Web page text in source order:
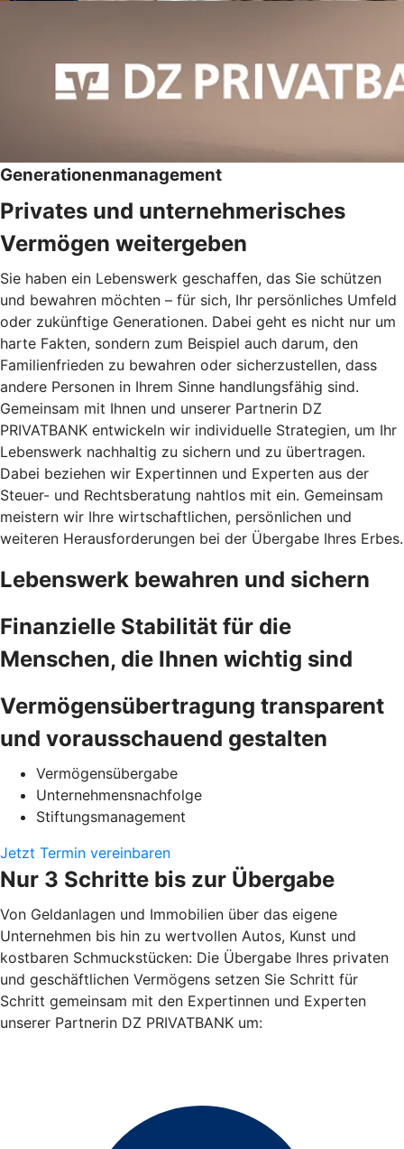
Generationenmanagement
Privates und unternehmerisches
Vermögen weitergeben
Sie haben ein Lebenswerk geschaffen, das Sie schützen
und bewahren möchten – für sich, Ihr persönliches Umfeld
oder zukünftige Generationen. Dabei geht es nicht nur um
harte Fakten, sondern zum Beispiel auch darum, den
Familienfrieden zu bewahren oder sicherzustellen, dass
andere Personen in Ihrem Sinne handlungsfähig sind.
Gemeinsam mit Ihnen und unserer Partnerin DZ
PRIVATBANK entwickeln wir individuelle Strategien, um Ihr
Lebenswerk nachhaltig zu sichern und zu übertragen.
Dabei beziehen wir Expertinnen und Experten aus der
Steuer- und Rechtsberatung nahtlos mit ein. Gemeinsam
meistern wir Ihre wirtschaftlichen, persönlichen und
weiteren Herausforderungen bei der Übergabe Ihres Erbes.
Lebenswerk bewahren und sichern
Finanzielle Stabilität für die
Menschen, die Ihnen wichtig sind
Vermögensübertragung transparent
und vorausschauend gestalten
Vermögensübergabe
Unternehmensnachfolge
Stiftungsmanagement
Jetzt Termin vereinbaren
Nur 3 Schritte bis zur Übergabe
Von Geldanlagen und Immobilien über das eigene
Unternehmen bis hin zu wertvollen Autos, Kunst und
kostbaren Schmuckstücken: Die Übergabe Ihres privaten
und geschäftlichen Vermögens setzen Sie Schritt für
Schritt gemeinsam mit den Expertinnen und Experten
unserer Partnerin DZ PRIVATBANK um: